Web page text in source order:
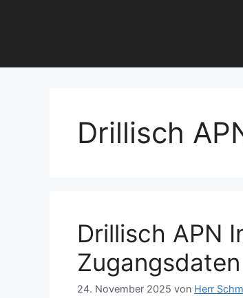
Drillisch
Drillisch APN
Zugangsdaten
24. November 2025 von Herr